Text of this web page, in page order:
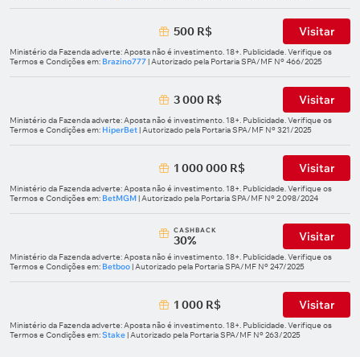
500 R$ Visitar
Ministério da Fazenda adverte: Aposta não é investimento. 18+. Publicidade. Verifique os
Termos e Condições em: Brazino777| Autorizado pela Portaria SPA/MF Nº 466/2025
3 000 R$ Visitar
Ministério da Fazenda adverte: Aposta não é investimento. 18+. Publicidade. Verifique os
Termos e Condições em: HiperBet| Autorizado pela Portaria SPA/MF Nº 321/2025
1 000 000 R$ Visitar
Ministério da Fazenda adverte: Aposta não é investimento. 18+. Publicidade. Verifique os
Termos e Condições em: BetMGM| Autorizado pela Portaria SPA/MF Nº 2.098/2024
СASHBACK
30% Visitar
Ministério da Fazenda adverte: Aposta não é investimento. 18+. Publicidade. Verifique os
Termos e Condições em: Betboo| Autorizado pela Portaria SPA/MF Nº 247/2025
1 000 R$ Visitar
Ministério da Fazenda adverte: Aposta não é investimento. 18+. Publicidade. Verifique os
Termos e Condições em:Stake| Autorizado pela Portaria SPA/MF Nº 263/2025